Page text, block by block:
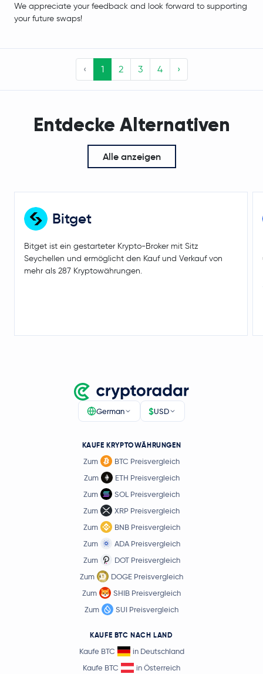
We appreciate your feedback and look forward to supporting
your future swaps!
‹ 1 2 3 4 ›
Entdecke Alternativen
Alle anzeigen
Bitget
Bitget ist ein gestarteter Krypto-Broker mit Sitz
Seychellen und ermöglicht den Kauf und Verkauf von
mehr als 287 Kryptowährungen.
German $USD
KAUFE KRYPTOWÄHRUNGEN
Zum
BTC Preisvergleich
Zum
ETH Preisvergleich
Zum
SOL Preisvergleich
Zum
XRP Preisvergleich
Zum
BNB Preisvergleich
Zum
ADA Preisvergleich
Zum
DOT Preisvergleich
Zum
DOGE Preisvergleich
Zum
SHIB Preisvergleich
Zum
SUI Preisvergleich
KAUFE BTC NACH LAND
Kaufe BTC
in Deutschland
Kaufe BTC
in Österreich